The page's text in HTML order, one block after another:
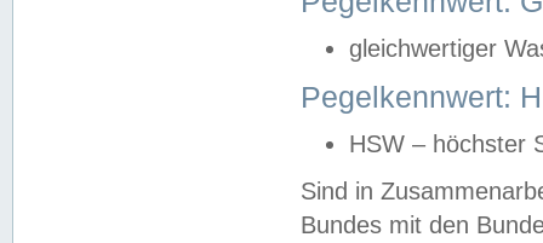
gleichwertiger
Pegelkennwert:
HSW – höchster
Sind in
Bundes mit den